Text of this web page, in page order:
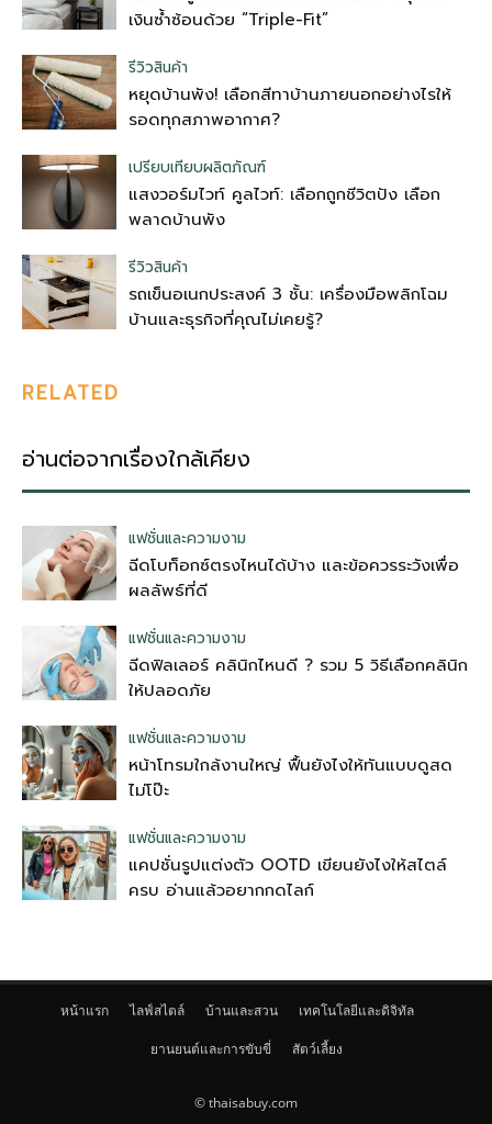
เงินซ้ำซ้อนด้วย “Triple-Fit”
รีวิวสินค้า
หยุดบ้านพัง! เลือกสีทาบ้านภายนอกอย่างไรให้
รอดทุกสภาพอากาศ?
เปรียบเทียบผลิตภัณฑ์
แสงวอร์มไวท์ คูลไวท์: เลือกถูกชีวิตปัง เลือก
พลาดบ้านพัง
รีวิวสินค้า
รถเข็นอเนกประสงค์ 3 ชั้น: เครื่องมือพลิกโฉม
บ้านและธุรกิจที่คุณไม่เคยรู้?
RELATED
อ่านต่อจากเรื่องใกล้เคียง
แฟชั่นและความงาม
ฉีดโบท็อกซ์ตรงไหนได้บ้าง และข้อควรระวังเพื่อ
ผลลัพธ์ที่ดี
แฟชั่นและความงาม
ฉีดฟิลเลอร์ คลินิกไหนดี ? รวม 5 วิธีเลือกคลินิก
ให้ปลอดภัย
แฟชั่นและความงาม
หน้าโทรมใกล้งานใหญ่ ฟื้นยังไงให้ทันแบบดูสด
ไม่โป๊ะ
แฟชั่นและความงาม
แคปชั่นรูปแต่งตัว OOTD เขียนยังไงให้สไตล์
ครบ อ่านแล้วอยากกดไลก์
หน้าแรก ไลฟ์สไตล์ บ้านและสวน เทคโนโลยีและดิจิทัล
ยานยนต์และการขับขี่ สัตว์เลี้ยง
© thaisabuy.com